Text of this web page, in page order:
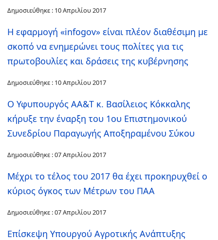
Δημοσιεύθηκε : 10 Απριλίου 2017
H εφαρμογή «infogov» είναι πλέον διαθέσιμη με
σκοπό να ενημερώνει τους πολίτες για τις
πρωτοβουλίες και δράσεις της κυβέρνησης
Δημοσιεύθηκε : 10 Απριλίου 2017
Ο Υφυπουργός ΑΑ&Τ κ. Βασίλειος Κόκκαλης
κήρυξε την έναρξη του 1ου Επιστημονικού
Συνεδρίου Παραγωγής Αποξηραμένου Σύκου
Δημοσιεύθηκε : 07 Απριλίου 2017
Μέχρι το τέλος του 2017 θα έχει προκηρυχθεί ο
κύριος όγκος των Μέτρων του ΠΑΑ
Δημοσιεύθηκε : 07 Απριλίου 2017
Επίσκεψη Υπουργού Αγροτικής Ανάπτυξης